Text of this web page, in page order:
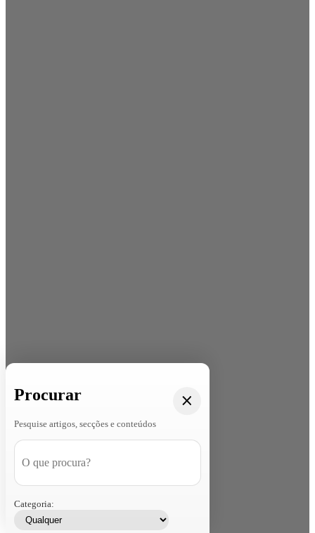
Procurar
Pesquise artigos, secções e conteúdos
Categoria: